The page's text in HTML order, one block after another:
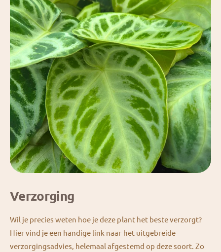
Verzorging
Wil je precies weten hoe je deze plant het beste verzorgt?
Hier vind je een handige link naar het uitgebreide
verzorgingsadvies, helemaal afgestemd op deze soort. Zo